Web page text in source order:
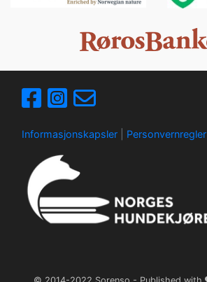
Informasjonskapsler Personvernregler